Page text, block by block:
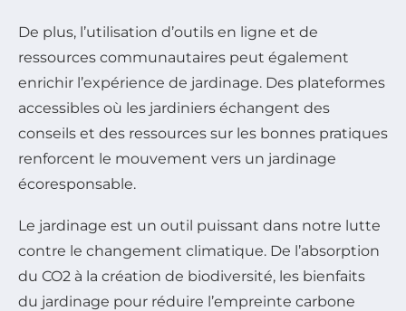
De plus, l’utilisation d’outils en ligne et de
ressources communautaires peut également
enrichir l’expérience de jardinage. Des plateformes
accessibles où les jardiniers échangent des
conseils et des ressources sur les bonnes pratiques
renforcent le mouvement vers un jardinage
écoresponsable.
Le jardinage est un outil puissant dans notre lutte
contre le changement climatique. De l’absorption
du CO2 à la création de biodiversité, les bienfaits
du jardinage pour réduire l’empreinte carbone